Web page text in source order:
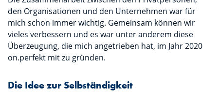
den Organisationen und den Unternehmen war für
mich schon immer wichtig. Gemeinsam können wir
vieles verbessern und es war unter anderem diese
Überzeugung, die mich angetrieben hat, im Jahr 2020
on.perfekt mit zu gründen.
Die Idee zur Selbständigkeit